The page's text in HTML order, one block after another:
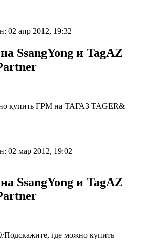
02 апр 2012, 19:32
SsangYong и TagAZ
купить ГРМ на ТАГАЗ TAGER&
02 мар 2012, 19:02
SsangYong и TagAZ
Подскажите, где можно купить